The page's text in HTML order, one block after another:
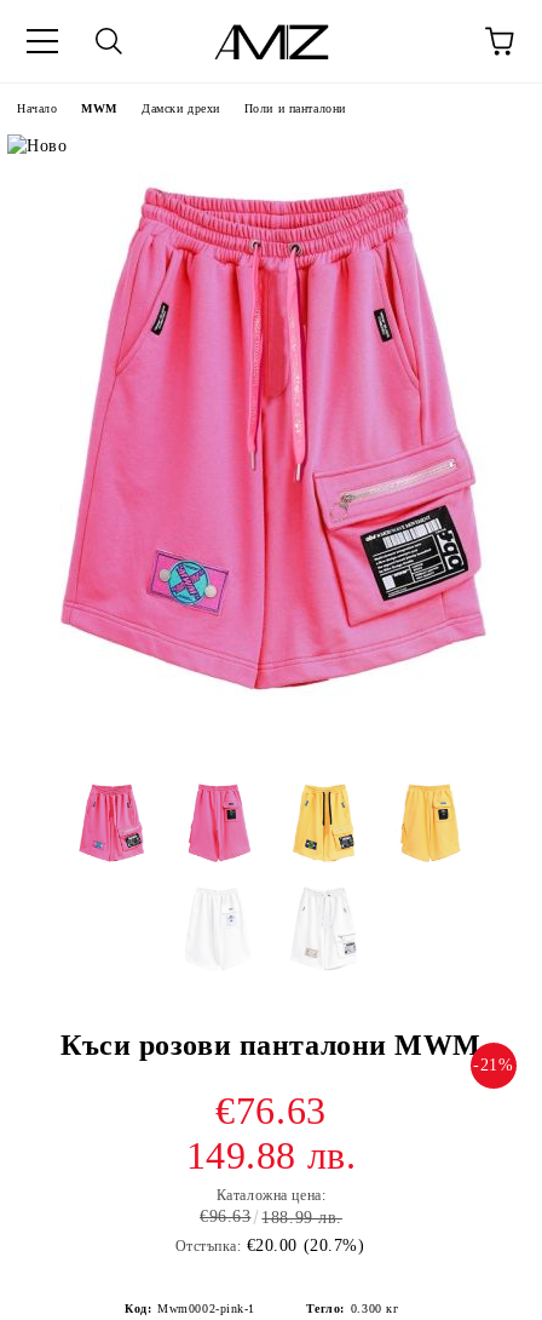
Начало MWM Дамски дрехи Поли и панталони
Къси розови панталони MWM
-21%
€76.63
149.88 лв.
Каталожна цена:
€96.63 188.99 лв.
Отстъпка: €20.00 (20.7%)
Код: Mwm0002-pink-1 Тегло: 0.300 кг